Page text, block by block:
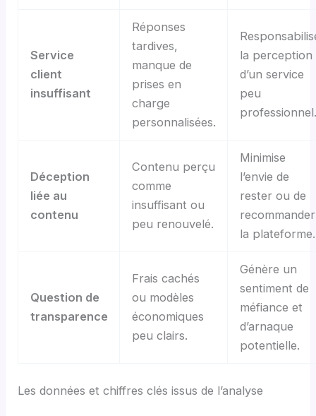
Service
client
insuffisant
Réponses
tardives,
manque de
prises en
charge
personnalisées.
la perception
d’un service
peu
professionnel.
Déception
liée au
contenu
Contenu perçu
comme
insuffisant ou
peu renouvelé.
Minimise
l’envie de
rester ou de
recommander
la plateforme.
Question de
transparence
Frais cachés
ou modèles
économiques
peu clairs.
Génère un
sentiment de
méfiance et
d’arnaque
potentielle.
Les données et chiffres clés issus de l’analyse